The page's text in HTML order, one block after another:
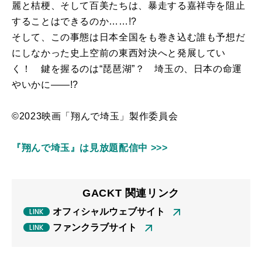
麗と桔梗、そして百美たちは、暴走する嘉祥寺を阻止
することはできるのか……!?
そして、この事態は日本全国をも巻き込む誰も予想だ
にしなかった史上空前の東西対決へと発展してい
く！ 鍵を握るのは“琵琶湖” ？ 埼玉の、日本の命運
やいかに――!?
©2023映画「翔んで埼玉」製作委員会
『翔んで埼玉』は見放題配信中 >>>
GACKT 関連リンク
オフィシャルウェブサイト
ファンクラブサイト